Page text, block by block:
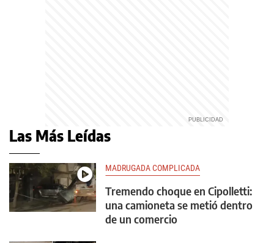
Las Más Leídas
MADRUGADA COMPLICADA
Tremendo choque en Cipolletti:
una camioneta se metió dentro
de un comercio